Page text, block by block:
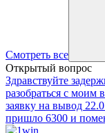
Смотреть все
Открытый вопрос
Здравствуйте
разобраться с моим
заявку на вывод
пришло 6300 и